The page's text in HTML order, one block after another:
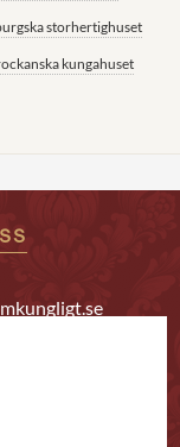
storhertighuset
kungahuset